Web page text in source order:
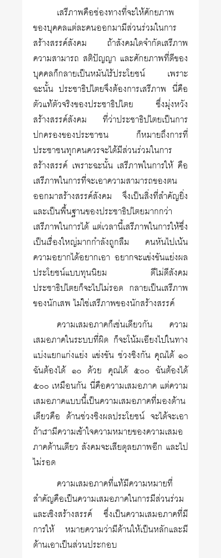
เสรีภาพคือช่องทางที่จะให้ศักยภาพ
ของบุคคลแต่ละคนออกมามีส่วนร่วมในการ
สร้างสรรค์สังคม ถ้าสังคมใดจำกัดเสรีภาพ
ความสามารถ สติปัญญา และศักยภาพที่ดีของ
บุคคลก็กลายเป็นหมันไร้ประโยชน์ เพราะ
ฉะนั้น ประชาธิปไตยจึงต้องการเสรีภาพ นี่คือ
ตัวแท้ตัวจริงของประชาธิปไตย ซึ่งมุ่งหวัง
สร้างสรรค์สังคม ที่ว่าประชาธิปไตยเป็นการ
ปกครองของประชาชน ก็หมายถึงการที่
ประชาชนทุกคนควรจะได้มีส่วนร่วมในการ
สร้างสรรค์ เพราะฉะนั้น เสรีภาพในการให้ คือ
เสรีภาพในการที่จะเอาความสามารถของตน
ออกมาสร้างสรรค์สังคม จึงเป็นสิ่งที่สำคัญยิ่ง
และเป็นพื้นฐานของประชาธิปไตยมากกว่า
เสรีภาพในการได้ แต่เวลานี้เสรีภาพในการให้ซึ่ง
เป็นเรื่องใหญ่มากกำลังถูกลืม คนหันไปเน้น
ความอยากได้อยากเอา อยากจะแข่งขันแย่งผล
ประโยชน์แบบทุนนิยม ดีไม่ดีสังคม
ประชาธิปไตยก็จะไปไม่รอด กลายเป็นเสรีภาพ
ของนักเสพ ไม่ใช่เสรีภาพของนักสร้างสรรค์
ความเสมอภาคก็เช่นเดียวกัน ความ
เสมอภาคในระบบที่ผิด ก็จะโน้มเอียงไปในทาง
แบ่งแยกแก่งแย่ง แข่งขัน ช่วงชิงกัน คุณได้ ๑๐
ฉันต้องได้ ๑๐ ด้วย คุณได้ ๕๐๐ ฉันต้องได้
๕๐๐ เหมือนกัน นี่คือความเสมอภาค แต่ความ
เสมอภาคแบบนี้เป็นความเสมอภาคที่มองด้าน
เดียวคือ ด้านช่วงชิงผลประโยชน์ จะได้จะเอา
ถ้าเรามีความเข้าใจความหมายของความเสมอ
ภาคด้านเดียว สังคมจะเสียดุลยภาพอีก และไป
ไม่รอด
ความเสมอภาคที่แท้มีความหมายที่
สำคัญคือเป็นความเสมอภาคในการมีส่วนร่วม
และเชิงสร้างสรรค์ ซึ่งเป็นความเสมอภาคที่มี
การให้ หมายความว่ามีด้านให้เป็นหลักและมี
ด้านเอาเป็นส่วนประกอบ